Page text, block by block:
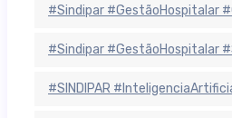
#Sindipar #GestãoHospitalar
#Sindipar #GestãoHospitalar
#SINDIPAR